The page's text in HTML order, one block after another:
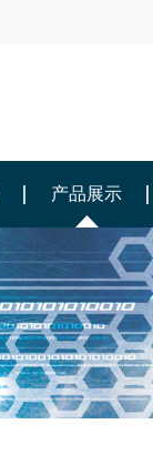
产品展示